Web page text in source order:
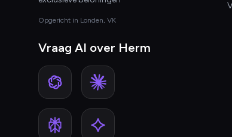
Opgericht in Londen, VK
Vraag AI over Herm